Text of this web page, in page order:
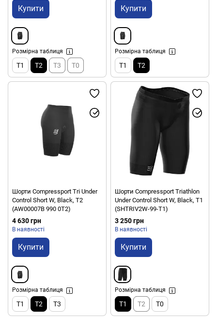
Купити
Розмірна таблиця
T1 T2 T3 T0
Купити
Розмірна таблиця
T1 T2
Шорти Compressport Tri Under
Control Short W, Black, T2
(AW00007B 990 0T2)
4 630 грн
В наявності
Купити
Розмірна таблиця
T1 T2 T3
Шорти Compressport Triathlon
Under Control Short W, Black, Т1
(SHTRIV2W-99-T1)
3 250 грн
В наявності
Купити
Розмірна таблиця
T1 T2 T0